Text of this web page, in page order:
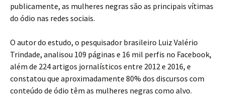
publicamente, as mulheres negras são as principais vítimas
do ódio nas redes sociais.
O autor do estudo, o pesquisador brasileiro Luiz Valério
Trindade, analisou 109 páginas e 16 mil perfis no Facebook,
além de 224 artigos jornalísticos entre 2012 e 2016, e
constatou que aproximadamente 80% dos discursos com
conteúdo de ódio têm as mulheres negras como alvo.